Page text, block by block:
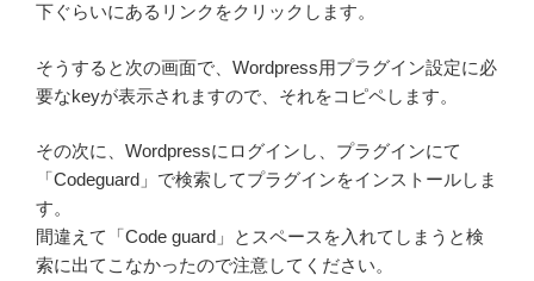
下ぐらいにあるリンクをクリックします。
そうすると次の画面で、Wordpress用プラグイン設定に必
要なkeyが表示されますので、それをコピペします。
その次に、Wordpressにログインし、プラグインにて
「Codeguard」で検索してプラグインをインストールしま
す。
間違えて「Code guard」とスペースを入れてしまうと検
索に出てこなかったので注意してください。